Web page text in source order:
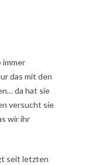
immer
das mit den
da hat sie
versucht sie
wir ihr
seit letzten